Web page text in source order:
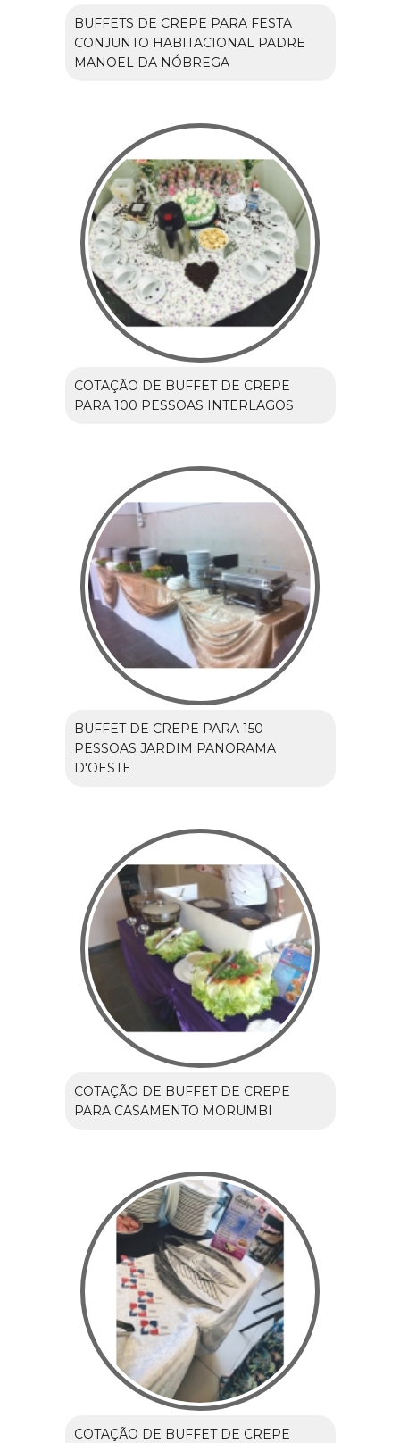
BUFFETS DE CREPE PARA FESTA
CONJUNTO HABITACIONAL PADRE
MANOEL DA NÓBREGA
COTAÇÃO DE BUFFET DE CREPE
PARA 100 PESSOAS INTERLAGOS
BUFFET DE CREPE PARA 150
PESSOAS JARDIM PANORAMA
D'OESTE
COTAÇÃO DE BUFFET DE CREPE
PARA CASAMENTO MORUMBI
COTAÇÃO DE BUFFET DE CREPE